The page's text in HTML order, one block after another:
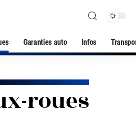
Garanties auto Infos
roues